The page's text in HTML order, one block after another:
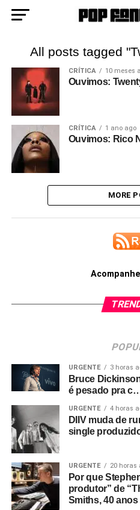
All posts tagged
CRÍTICA 10 meses
Ouvimos:
CRÍTICA 1 ano ago
Ouvimos: Rico
MORE
URGENTE 3 horas
Bruce
é pesado pra
URGENTE 4 horas
DIIV muda de
single
URGENTE 20 horas
Por que
produtor” de
Smiths, 40